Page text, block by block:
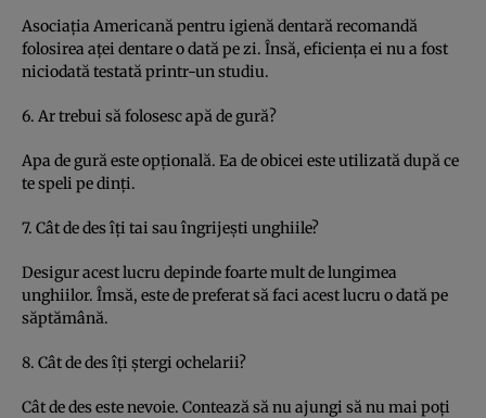
Asociaţia Americană pentru igienă dentară recomandă
folosirea aţei dentare o dată pe zi. Însă, eficienţa ei nu a fost
niciodată testată printr-un studiu.
6. Ar trebui să folosesc apă de gură?
Apa de gură este opţională. Ea de obicei este utilizată după ce
te speli pe dinţi.
7. Cât de des îţi tai sau îngrijeşti unghiile?
Desigur acest lucru depinde foarte mult de lungimea
unghiilor. Îmsă, este de preferat să faci acest lucru o dată pe
săptămână.
8. Cât de des îţi ştergi ochelarii?
Cât de des este nevoie. Contează să nu ajungi să nu mai poţi